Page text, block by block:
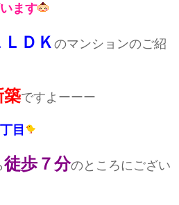
ます
ＬＤＫ のマンションのご紹
築ですよーーー
目
徒歩７分のところにござい